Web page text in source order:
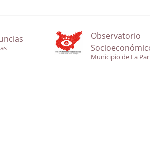
Observatorio
Municipio de La